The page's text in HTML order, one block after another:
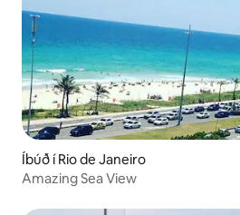
Íbúð í Rio de Janeiro
Amazing Sea View